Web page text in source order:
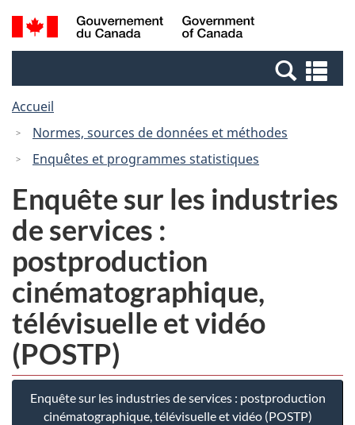
Passer
au
Passer
à
Canada
Recherche
et
et
Accueil
Normes, sources de données et méthodes
Enquêtes et programmes statistiques
Enquête sur les industries
de services :
postproduction
cinématographique,
télévisuelle et vidéo
(POSTP)
Enquête sur les industries de services : postproduction
cinématographique, télévisuelle et vidéo (POSTP)